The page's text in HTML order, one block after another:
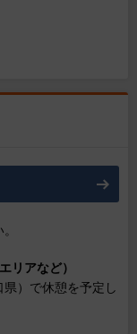
リアなど）
）で休憩を予定し